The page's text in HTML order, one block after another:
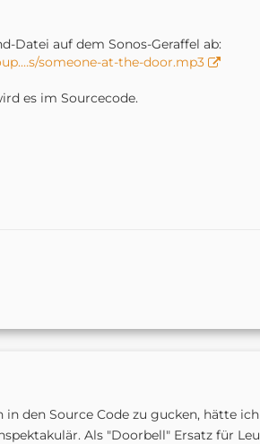
Datei auf dem Sonos-Geraffel ab:
someone-at-the-door.mp3
es im Sourcecode.
in den Source Code zu gucken, hätte
Als "Doorbell" Ersatz für